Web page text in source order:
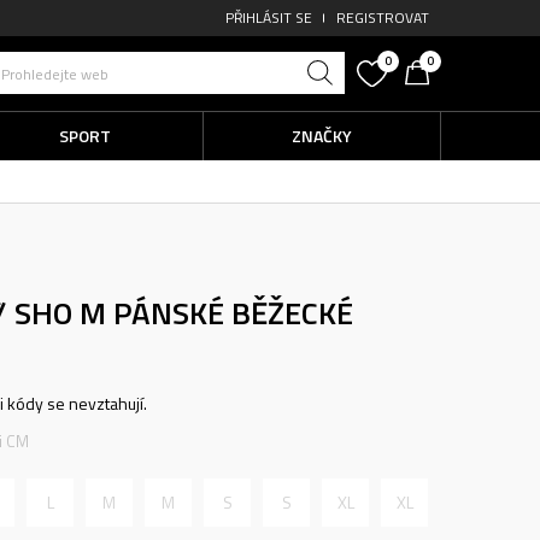
PŘIHLÁSIT SE REGISTROVAT
Prohledejte web
0 0
SPORT ZNAČKY
SHO M PÁNSKÉ BĚŽECKÉ
kódy se nevztahují.
L M M S S XL XL